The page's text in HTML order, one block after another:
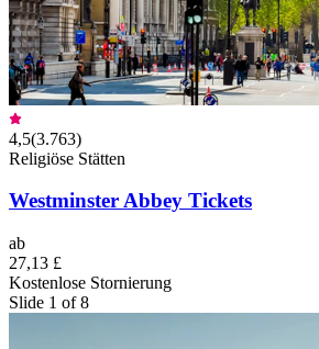
4,5(3.763)
Religiöse Stätten
Westminster Abbey Tickets
ab
27,13 £
Kostenlose Stornierung
Slide 1 of 8